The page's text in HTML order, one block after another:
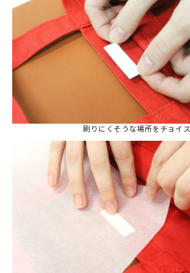
刷りにくそうな場所をチョイス